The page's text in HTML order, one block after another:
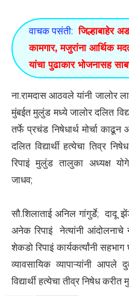
वाचक पसंती: जिल्हाबाहेर
कामगार, मजुरांना आर्थिक
यांचा पुढाकार भोजनासह
ना.रामदास आठवले यांनी
मुंबईत मुलुंड मध्ये जालोर दलित
तर्फे प्रचंड निषेधार्थ मोर्चा
दलित विद्यार्थी हत्येचा तिव्र
रिपाइं मुलुंड तालुका अध्यक्ष
जाधव;
सौ.शिलाताई अनिल गांगुर्डे; दादू
अनेक रिपाइं नेत्यांनी आंदोलनाचे
शेकडो रिपाइं कार्यकर्त्यांनी
व्यावसायिक व्यापाऱ्यांनी
विद्यार्थी हत्येचा तीव्र निषेध